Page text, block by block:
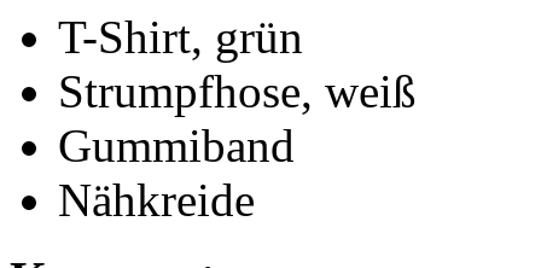
T-Shirt, grün
Strumpfhose, weiß
Gummiband
Nähkreide